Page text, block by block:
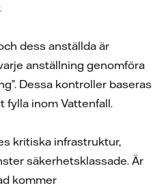
dess anställda är
anställning genomföra
Dessa kontroller baseras
fylla inom Vattenfall.
kritiska infrastruktur,
säkerhetsklassade. Är
kommer